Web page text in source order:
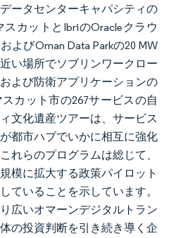
ータセンターキャパシティの
カットとIbriのOracleクラウ
よびOman Data Parkの20 MW
い場所でソブリンワークロー
よび防衛アプリケーションの
カット市の267サービスの自
文化遺産ツアーは、サービス
都市ハブでいかに相互に強化
れらのプログラムは総じて、
模に拡大する政策パイロット
ていることを示しています。
広いオマーンデジタルトラン
の投資判断を引き続き導く企